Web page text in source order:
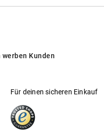
werben Kunden
Für deinen sicheren Einkauf